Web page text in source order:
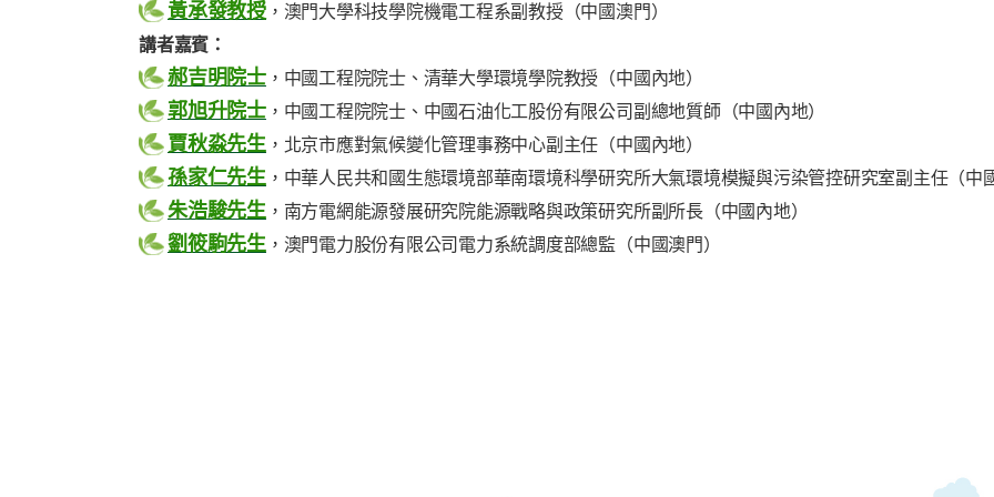
黃承發教授，澳門大學科技學院機電工程系副教授（中國澳門）
講者嘉賓：
郝吉明院士，中國工程院院士、清華大學環境學院教授（中國內地）
郭旭升院士，中國工程院院士、中國石油化工股份有限公司副總地質師（中國內地）
賈秋淼先生 ，北京市應對氣候變化管理事務中心副主任（中國內地）
孫家仁先生 ，中華人民共和國生態環境部華南環境科學研究所大氣環境模擬與污染管控研究室副主任（中
朱浩駿先生 ，南方電網能源發展研究院能源戰略與政策研究所副所長（中國內地）
劉筱駒先生 ，澳門電力股份有限公司電力系統調度部總監（中國澳門）